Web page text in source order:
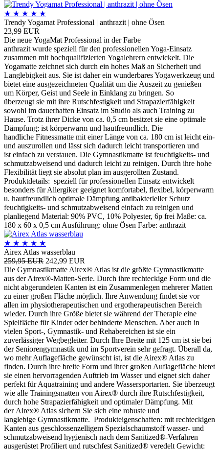
★ ★ ★ ★ ★
Trendy Yogamat Professional | anthrazit | ohne Ösen
23,99 EUR
Die neue YogaMat Professional in der Farbe
anthrazit wurde speziell für den professionellen Yoga-Einsatz
zusammen mit hochqualifizierten Yogalehrern entwickelt. Die
Yogamatte zeichnet sich durch ein hohes Maß an Sicherheit und
Langlebigkeit aus. Sie ist daher ein wunderbares Yogawerkzeug und
bietet eine ausgezeichneten Qualität um die Auszeit zu genießen
um Körper, Geist und Seele in Einklang zu bringen. So
überzeugt sie mit ihre Rutschfestigkeit und Strapazierfähigkeit
sowohl im dauerhaften Einsatz im Studio als auch Training zu
Hause. Trotz ihrer Dicke von ca. 0,5 cm besitzet sie eine optimale
Dämpfung; ist körperwarm und hautfreundlich. Die
handliche Fitnessmatte mit einer Länge von ca. 180 cm ist leicht ein-
und auszurollen und lässt sich dadurch leicht transportieren und
ist einfach zu verstauen. Die Gymnastikmatte ist feuchtigkeits- und
schmutzabweisend und dadurch leicht zu reinigen. Durch ihre hohe
Flexibilität liegt sie absolut plan im ausgerollten Zustand.
Produktdetails: speziell für professionellen Einsatz entwickelt
besonders für Allergiker geeignet komfortabel, flexibel, körperwarm
u. hautfreundlich optimale Dämpfung antibakterieller Schutz
feuchtigkeits- und schmutzabweisend einfach zu reinigen und
planliegend Material: 90% PVC, 10% Polyester, 6p frei Maße: ca.
180 x 60 x 0,5 cm Ausführung: ohne Ösen Farbe: anthrazit
★ ★ ★ ★ ★
Airex Atlas wasserblau
259,95 EUR 242,99 EUR
Die Gymnastikmatte Airex® Atlas ist die größte Gymnastikmatte
aus der Airex®-Matten-Serie. Durch ihre rechteckige Form und die
nicht abgerundeten Kanten ist ein Zusammenlegen mehrerer Matten
zu einer großen Fläche möglich. Ihre Anwendung findet sie vor
allen im physiotherapeutischen und ergotherapeutischen Bereich
wieder. Durch ihre Größe bietet sie während der Therapie eine
Spielfläche für Kinder oder behinderte Menschen. Aber auch in
vielen Sport-, Gymnastik- und Rehabereichen ist sie ein
zuverlässiger Wegbegleiter. Durch Ihre Breite mit 125 cm ist sie bei
der Seniorengymnastik und im Sportverein sehr gefragt. Überall da,
wo mehr Auflagefläche gewünscht ist, ist die Airex® Atlas zu
finden. Durch ihre breite Form und ihrer großen Auflagefläche bietet
sie einen hervorragenden Auftrieb im Wasser und eignet sich daher
perfekt für Aquatraining und andere Wassersportarten. Sie überzeugt
wie alle Trainingsmatten von Airex® durch ihre Rutschfestigkeit,
durch hohe Strapazierfähigkeit und optimaler Dämpfung. Mit
der Airex® Atlas sichern Sie sich eine robuste und
langlebige Gymnastikmatte. Produkteigenschaften: mit rechteckigen
Kanten aus geschlossenzelligem Spezialschaumstoff wasser- und
schmutzabweisend hygienisch nach dem Sanitized®-Verfahren
ausgerüstet Profiliert und rutschfest Sanitized® veredelt Gewicht: